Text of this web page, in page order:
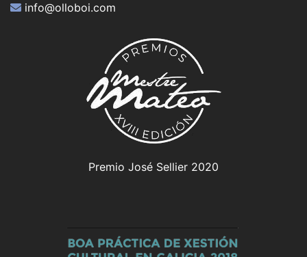
info@olloboi.com
Premio José Sellier 2020